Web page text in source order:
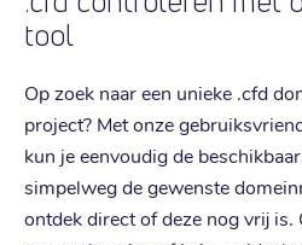
tool
Op zoek naar een unieke .cfd
project? Met onze
kun je eenvoudig de
simpelweg de gewenste
ontdek direct of deze nog vrij is.